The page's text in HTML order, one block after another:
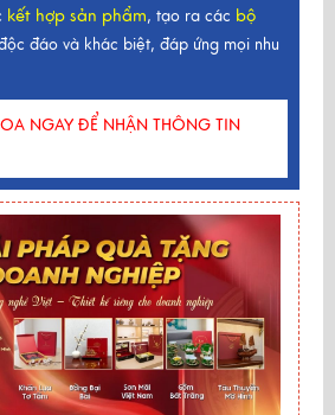
kết hợp sản phẩm, tạo ra các bộ
đáo và khác biệt, đáp ứng mọi nhu
NGAY ĐỂ NHẬN THÔNG TIN